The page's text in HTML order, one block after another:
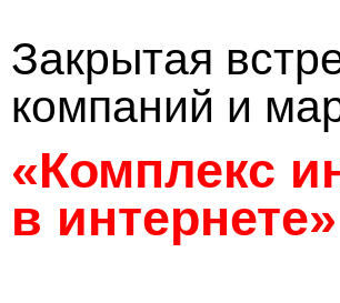
Закрытая
компаний и
«Комплекс
в интернете»